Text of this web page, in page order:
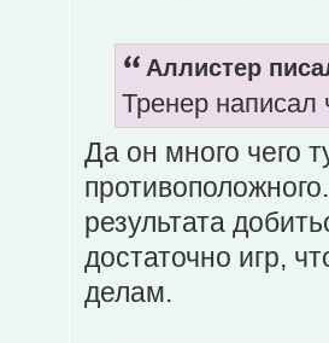
Аллистер
Тренер написал
Да он много чего
результата
достаточно игр,
делам.